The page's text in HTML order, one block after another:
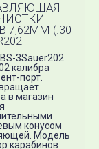
ЧИСТКИ
7,62ММ (.30
3Sauer202
калибра
порт.
в магазин
конусом
Модель
карабинов